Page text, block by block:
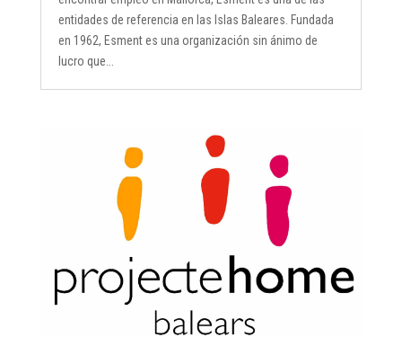
entidades de referencia en las Islas Baleares. Fundada
en 1962, Esment es una organización sin ánimo de
lucro que...